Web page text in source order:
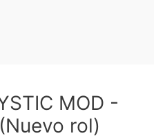
MOD -
rol)